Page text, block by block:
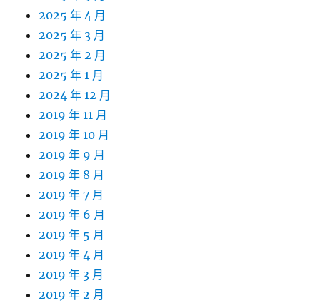
2025 年 4 月
2025 年 3 月
2025 年 2 月
2025 年 1 月
2024 年 12 月
2019 年 11 月
2019 年 10 月
2019 年 9 月
2019 年 8 月
2019 年 7 月
2019 年 6 月
2019 年 5 月
2019 年 4 月
2019 年 3 月
2019 年 2 月